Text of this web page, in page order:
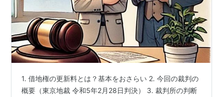
1. 借地権の更新料とは？基本をおさらい 2. 今回の裁判の
概要（東京地裁 令和5年2月28日判決） 3. 裁判所の判断